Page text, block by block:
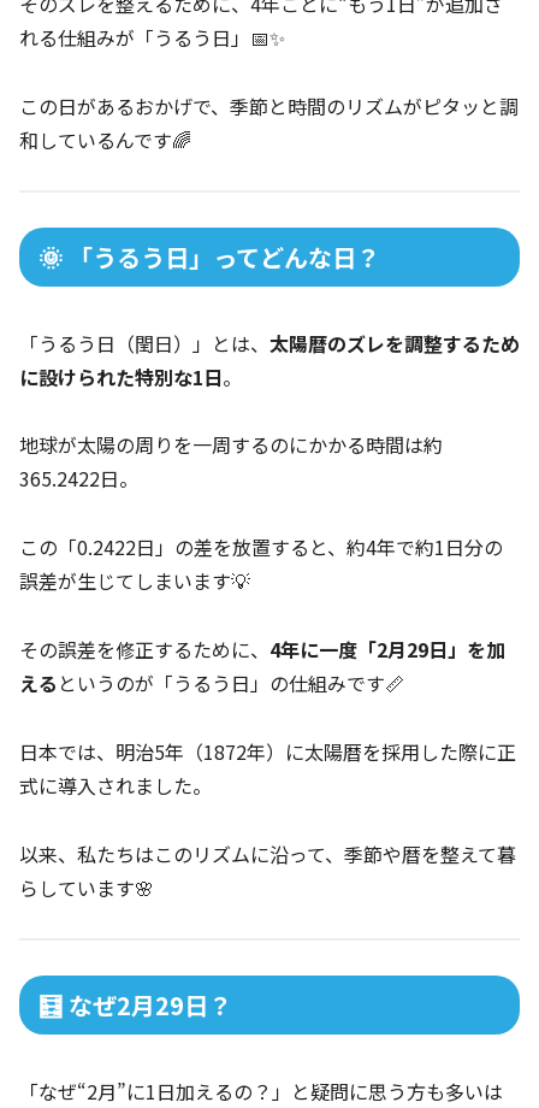
れる仕組みが「うるう日」📅✨
この日があるおかげで、季節と時間のリズムがピタッと調
和しているんです🌈
🌞 「うるう日」ってどんな日？
「うるう日（閏日）」とは、 太陽暦のズレを調整するため
に設けられた特別な1日。
地球が太陽の周りを一周するのにかかる時間は約
365.2422日。
この「0.2422日」の差を放置すると、約4年で約1日分の
誤差が生じてしまいます💡
その誤差を修正するために、 4年に一度「2月29日」を加
える というのが「うるう日」の仕組みです📏
日本では、明治5年（1872年）に太陽暦を採用した際に正
式に導入されました。
以来、私たちはこのリズムに沿って、季節や暦を整えて暮
らしています🌸
🧮 なぜ2月29日？
「なぜ“2月”に1日加えるの？」と疑問に思う方も多いは